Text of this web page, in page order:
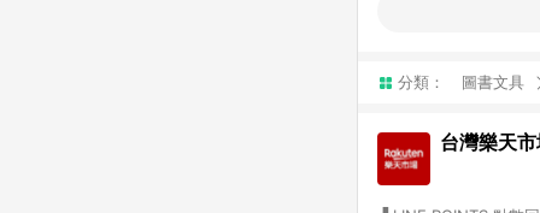
分類： 圖書文具
台灣樂天